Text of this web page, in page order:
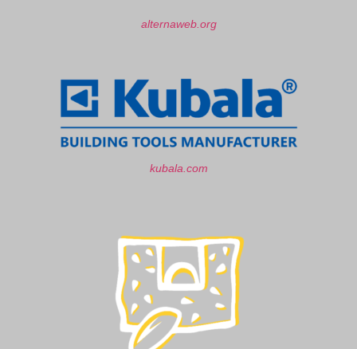
alternaweb.org
kubala.com